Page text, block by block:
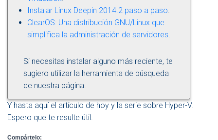
Instalar Linux Deepin 2014.2 paso a paso.
ClearOS: Una distribución GNU/Linux que
simplifica la administración de servidores.
Si necesitas instalar alguno más reciente, te
sugiero utilizar la herramienta de búsqueda
de nuestra página.
Y hasta aquí el artículo de hoy y la serie sobre Hyper-V.
Espero que te resulte útil.
Compártelo: